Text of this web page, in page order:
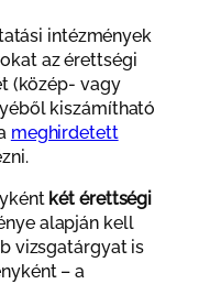
intézmények
az érettségi
(közép- vagy
kiszámítható
meghirdetett
két érettségi
alapján kell
vizsgatárgyat is
– a